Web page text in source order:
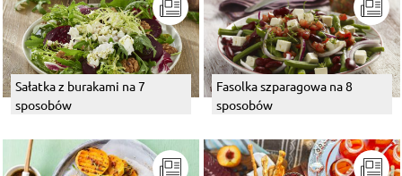
Sałatka z burakami na 7
sposobów
Fasolka szparagowa na 8
sposobów